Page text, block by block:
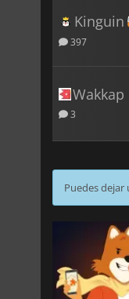
Kinguin
397
Wakkap
3
Puedes